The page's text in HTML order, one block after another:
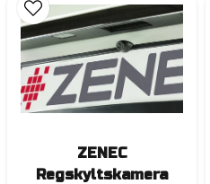
ZENEC
Regskyltskamera